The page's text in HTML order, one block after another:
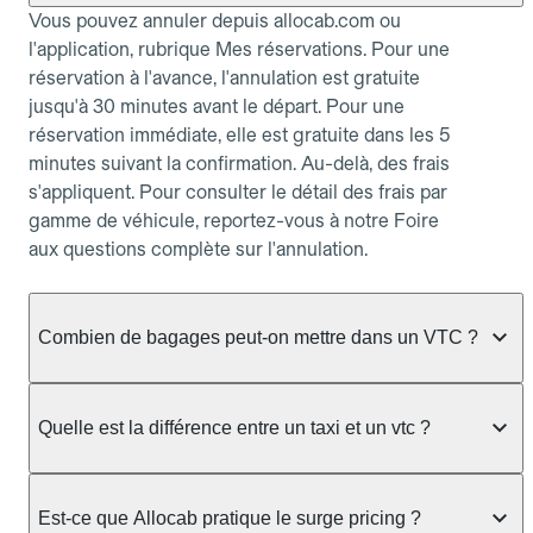
Vous pouvez annuler depuis allocab.com ou
l'application, rubrique Mes réservations. Pour une
réservation à l'avance, l'annulation est gratuite
jusqu'à 30 minutes avant le départ. Pour une
réservation immédiate, elle est gratuite dans les 5
minutes suivant la confirmation. Au-delà, des frais
s'appliquent. Pour consulter le détail des frais par
gamme de véhicule, reportez-vous à notre Foire
aux questions complète sur l'annulation.
Combien de bagages peut-on mettre dans un VTC ?
réservée :
Berline, Green, Berline Affaires, VAO : jusqu'à 3
Quelle est la différence entre un taxi et un vtc ?
dans la rue ou à une station, avec un tarif calculé au
Est-ce que Allocab pratique le surge pricing ?